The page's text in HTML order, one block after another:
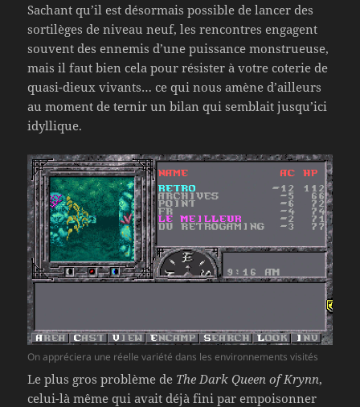
Sachant qu’il est désormais possible de lancer des
sortilèges de niveau neuf, les rencontres engagent
souvent des ennemis d’une puissance monstrueuse,
mais il faut bien cela pour résister à votre coterie de
quasi-dieux vivants… ce qui nous amène d’ailleurs
au moment de ternir un bilan qui semblait jusqu’ici
idyllique.
On appréciera une réelle variété dans les environnements visités
Le plus gros problème de The Dark Queen of Krynn,
celui-là même qui avait déjà fini par empoisonner